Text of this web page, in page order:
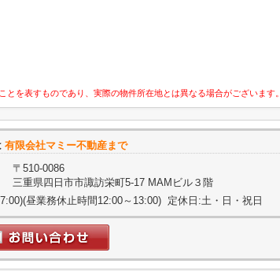
を表すものであり、実際の物件所在地とは異なる場合がございます。
有限会社マミー不動産まで
〒510-0086
三重県四日市市諏訪栄町5-17 MAMビル３階
昼業務休止時間12:00～13:00) 定休日:土・日・祝日